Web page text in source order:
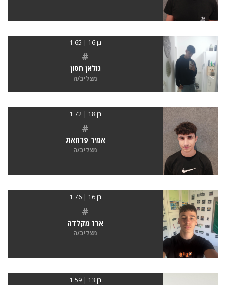
בן 16 | 1.65
#
גולאן חסון
מצליב/ה
בן 18 | 1.72
#
אמיר פרחאת
מצליב/ה
בן 16 | 1.76
#
ארז מקלדה
מצליב/ה
בן 13 | 1.59